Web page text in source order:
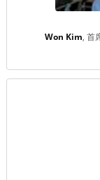
Won Kim 首